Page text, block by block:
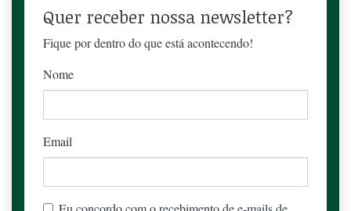
Quer receber nossa newsletter?
Fique por dentro do que está acontecendo!
Nome
Email